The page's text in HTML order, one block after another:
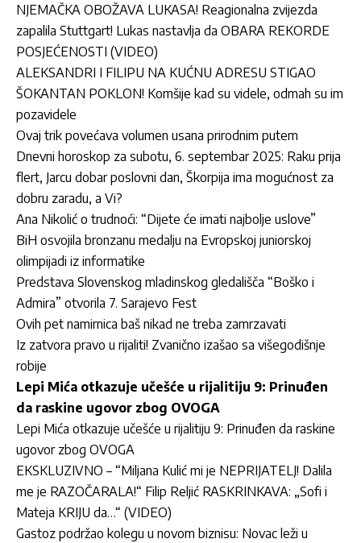
NJEMAČKA OBOŽAVA LUKASA! Reagionalna zvijezda
zapalila Stuttgart! Lukas nastavlja da OBARA REKORDE
POSJEĆENOSTI (VIDEO)
ALEKSANDRI I FILIPU NA KUĆNU ADRESU STIGAO
ŠOKANTAN POKLON! Komšije kad su videle, odmah su im
pozavidele
Ovaj trik povećava volumen usana prirodnim putem
Dnevni horoskop za subotu, 6. septembar 2025: Raku prija
flert, Jarcu dobar poslovni dan, Škorpija ima mogućnost za
dobru zaradu, a Vi?
Ana Nikolić o trudnoći: “Dijete će imati najbolje uslove”
BiH osvojila bronzanu medalju na Evropskoj juniorskoj
olimpijadi iz informatike
Predstava Slovenskog mladinskog gledališča “Boško i
Admira” otvorila 7. Sarajevo Fest
Ovih pet namirnica baš nikad ne treba zamrzavati
Iz zatvora pravo u rijaliti! Zvanično izašao sa višegodišnje
robije
Lepi Mića otkazuje učešće u rijalitiju 9: Prinuđen
da raskine ugovor zbog OVOGA
Lepi Mića otkazuje učešće u rijalitiju 9: Prinuđen da raskine
ugovor zbog OVOGA
EKSKLUZIVNO – “Miljana Kulić mi je NEPRIJATELJ! Dalila
me je RAZOČARALA!“ Filip Reljić RASKRINKAVA: „Sofi i
Mateja KRIJU da…“ (VIDEO)
Gastoz podržao kolegu u novom biznisu: Novac leži u